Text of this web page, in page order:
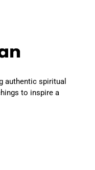
authentic spiritual
to inspire a